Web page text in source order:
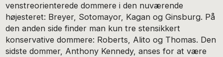
venstreorienterede dommere i den nuværende
højesteret: Breyer, Sotomayor, Kagan og Ginsburg. På
den anden side finder man kun tre stensikkert
konservative dommere: Roberts, Alito og Thomas. Den
sidste dommer, Anthony Kennedy, anses for at være